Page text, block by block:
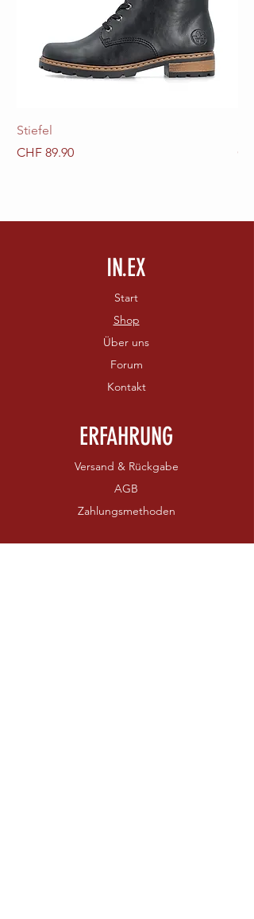
Stiefel
Preis
CHF 89.90
IN.EX
Start
Shop
Über uns
Forum
Kontakt
ERFAHRUNG
Versand & Rückgabe
AGB
Zahlungsmethoden